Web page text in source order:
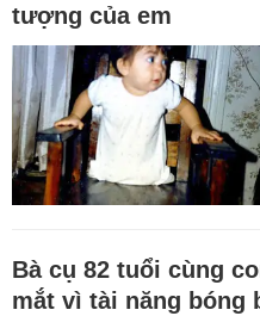
tượng của em
Bà cụ 82 tuổi cùng
mắt vì tài năng bóng